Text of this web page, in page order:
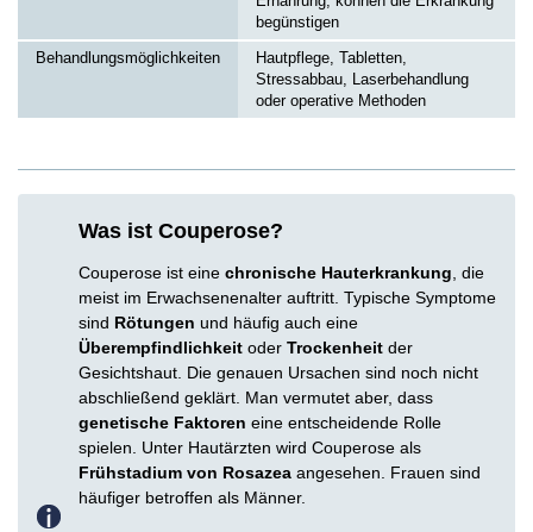
begünstigen
Behandlungsmöglichkeiten
Hautpflege, Tabletten,
Stressabbau, Laserbehandlung
oder operative Methoden
Was ist Couperose?
Couperose ist eine chronische Hauterkrankung , die
meist im Erwachsenenalter auftritt. Typische Symptome
sind Rötungen und häufig auch eine
Überempfindlichkeit oder Trockenheit der
Gesichtshaut. Die genauen Ursachen sind noch nicht
abschließend geklärt. Man vermutet aber, dass
genetische Faktoren eine entscheidende Rolle
spielen. Unter Hautärzten wird Couperose als
Frühstadium von Rosazea angesehen. Frauen sind
häufiger betroffen als Männer.